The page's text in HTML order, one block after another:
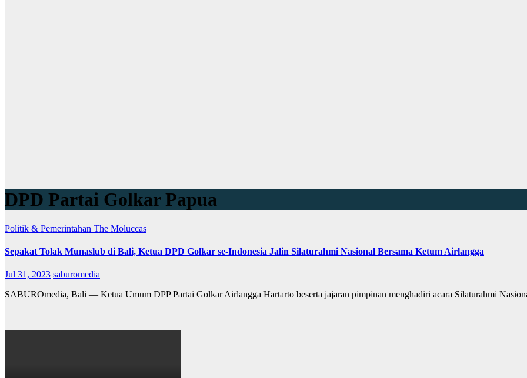
DPD Partai Golkar Papua
Politik & Pemerintahan The Moluccas
Sepakat Tolak Munaslub di Bali, Ketua DPD Golkar se-Indonesia Jalin Silaturahmi Nasional Bersama Ketum Airlangga
Jul 31, 2023 saburomedia
SABUROmedia, Bali — Ketua Umum DPP Partai Golkar Airlangga Hartarto beserta jajaran pimpinan menghadiri acara Silaturahmi